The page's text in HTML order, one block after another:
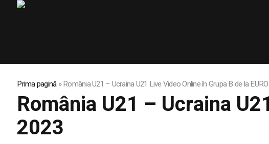
Prima pagină»România U21 – Ucraina U21 Live Video Online în Grupa B de la
România U21 – Ucraina
2023